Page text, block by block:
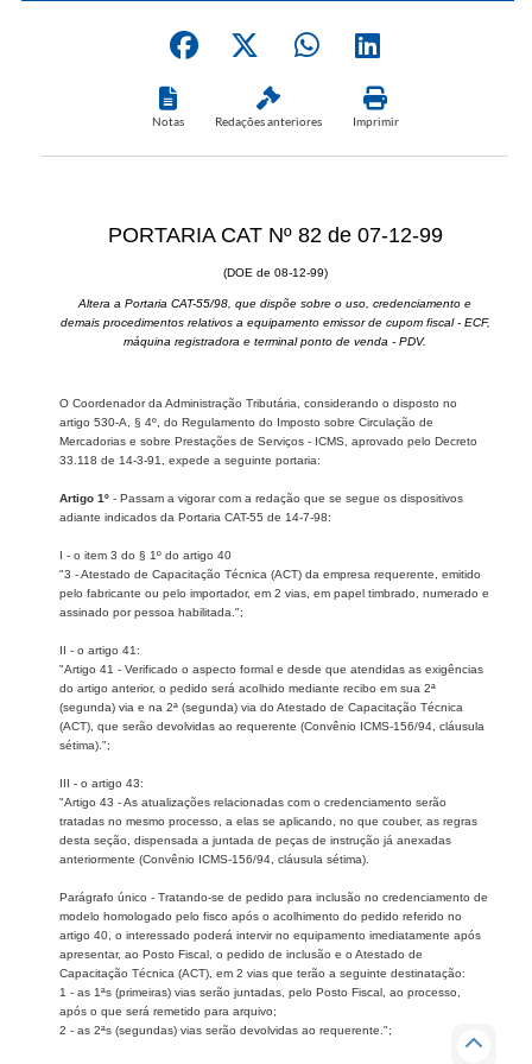
Notas Redações anteriores Imprimir
PORTARIA CAT Nº 82 de 07-12-99
(DOE de 08-12-99)
Altera a Portaria CAT-55/98, que dispõe sobre o uso, credenciamento e
demais procedimentos relativos a equipamento emissor de cupom fiscal - ECF,
máquina registradora e terminal ponto de venda - PDV.
O Coordenador da Administração Tributária, considerando o disposto no
artigo 530-A, § 4º, do Regulamento do Imposto sobre Circulação de
Mercadorias e sobre Prestações de Serviços - ICMS, aprovado pelo Decreto
33.118 de 14-3-91, expede a seguinte portaria:
Artigo 1º - Passam a vigorar com a redação que se segue os dispositivos
adiante indicados da Portaria CAT-55 de 14-7-98:
I - o item 3 do § 1º do artigo 40
"3 - Atestado de Capacitação Técnica (ACT) da empresa requerente, emitido
pelo fabricante ou pelo importador, em 2 vias, em papel timbrado, numerado e
assinado por pessoa habilitada.";
II - o artigo 41:
"Artigo 41 - Verificado o aspecto formal e desde que atendidas as exigências
do artigo anterior, o pedido será acolhido mediante recibo em sua 2ª
(segunda) via e na 2ª (segunda) via do Atestado de Capacitação Técnica
(ACT), que serão devolvidas ao requerente (Convênio ICMS-156/94, cláusula
sétima).";
III - o artigo 43:
"Artigo 43 - As atualizações relacionadas com o credenciamento serão
tratadas no mesmo processo, a elas se aplicando, no que couber, as regras
desta seção, dispensada a juntada de peças de instrução já anexadas
anteriormente (Convênio ICMS-156/94, cláusula sétima).
Parágrafo único - Tratando-se de pedido para inclusão no credenciamento de
modelo homologado pelo fisco após o acolhimento do pedido referido no
artigo 40, o interessado poderá intervir no equipamento imediatamente após
apresentar, ao Posto Fiscal, o pedido de inclusão e o Atestado de
Capacitação Técnica (ACT), em 2 vias que terão a seguinte destinatação:
1 - as 1ªs (primeiras) vias serão juntadas, pelo Posto Fiscal, ao processo,
após o que será remetido para arquivo;
2 - as 2ªs (segundas) vias serão devolvidas ao requerente.";